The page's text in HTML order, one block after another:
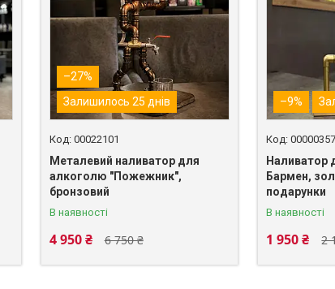
–27%
Залишилось 25 днів
00022101
Металевий наливатор для
алкоголю "Пожежник",
бронзовий
В наявності
6 750 ₴
4 950 ₴
–9%
Наливатор
Бармен,
подарунки
В наявності
2
1 950 ₴